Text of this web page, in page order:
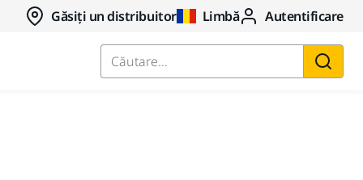
Găsiți un distribuitor Limbă Autentificare
Căutare...